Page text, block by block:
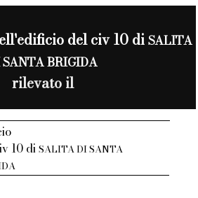
del civ 10 diSALITA
BRIGIDA
rilevato il
10 di SALITA DI SANTA